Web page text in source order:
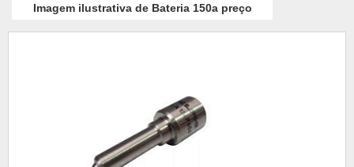
Imagem ilustrativa de Bateria 150a preço